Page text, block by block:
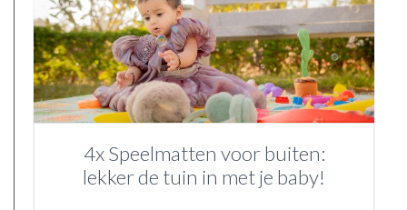
4x Speelmatten voor buiten:
lekker de tuin in met je baby!